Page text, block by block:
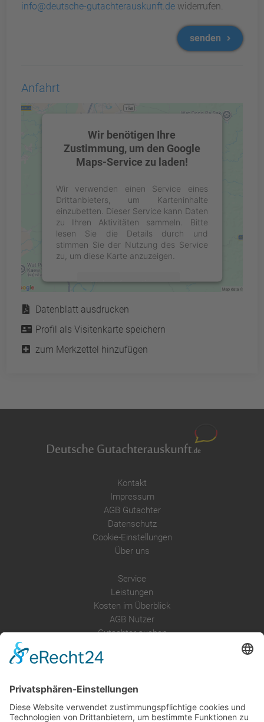
info@deutsche-gutachterauskunft.de widerrufen.
senden
Anfahrt
Wir benötigen Ihre
Zustimmung, um den Google
Maps-Service zu laden!
Wir verwenden einen Service eines
Drittanbieters, um Karteninhalte
einzubetten. Dieser Service kann Daten
zu Ihren Aktivitäten sammeln. Bitte
lesen Sie die Details durch und
stimmen Sie der Nutzung des Service
zu, um diese Karte anzuzeigen.
Mehr Informationen
Akzeptieren
powered by Usercentrics Consent
Management Platform
Service
Datenblatt ausdrucken
Profil als Visitenkarte speichern
zum Merkzettel hinzufügen
Kontakt
Impressum
AGB Gutachter
Datenschutz
Cookie-Einstellungen
Über uns
Service
Leistungen
Kosten im Überblick
AGB Nutzer
Gutachter suchen
Anfrage
Presse
Partner: Der DGuSV